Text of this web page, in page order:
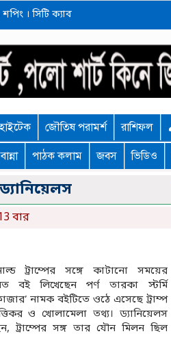
শপিং। সিটি ক্যাব
হাইটেক জৌতিষ পরামর্শ রাশিফল
পাঠক কলাম জবস ভিডিও
বার
ট্রাম্পের সঙ্গে কাটানো সময়ের
বই লিখেছেন পর্ণ তারকা স্টর্মি
নামক বইটিতে ওঠে এসেছে ট্রাম্প
ও খোলামেলা তথ্য। ড্যানিয়েলস
ট্রাম্পের সঙ্গ তার যৌন মিলন ছিল